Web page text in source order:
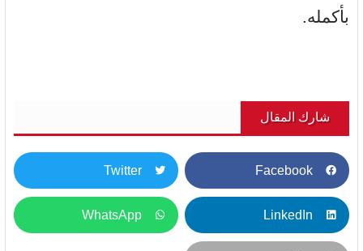
بأكمله.
شارك المقال
Facebook
Twitter
LinkedIn
WhatsApp